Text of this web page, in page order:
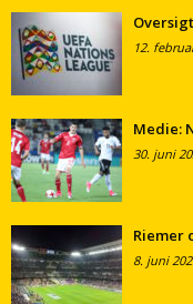
12.
Medie:
30. juni
Riemer
8. juni